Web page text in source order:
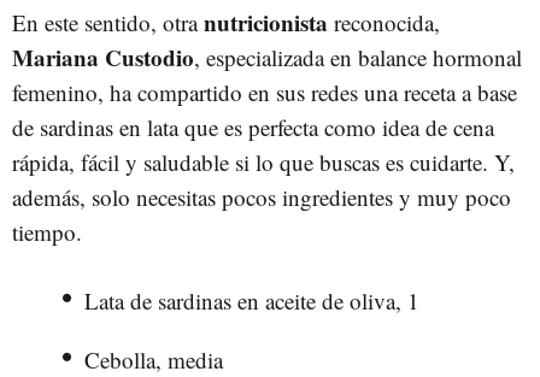
En este sentido, otranutricionista reconocida,
Mariana Custodio, especializada en balance hormonal
femenino, ha compartido en sus redes una receta a base
de sardinas en lata que es perfecta como idea de cena
rápida, fácil y saludable si lo que buscas es cuidarte. Y,
además, solo necesitas pocos ingredientes y muy poco
tiempo.
Lata de sardinas en aceite de oliva, 1
Cebolla, media